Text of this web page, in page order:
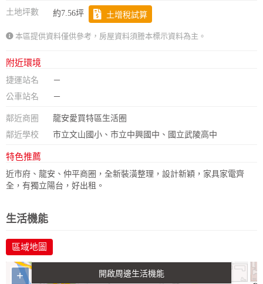
土地坪數 約7.56坪 土增稅試算
本區提供資料僅供參考，房屋資料須謄本標示資料為主。
附近環境
捷運站名
－
公車站名
－
鄰近商圈
龍安愛買特區生活圈
鄰近學校
市立文山國小、市立中興國中、國立武陵高中
特色推薦
近市府、龍安、仲平商圈，全新裝潢整理，設計新穎，家具家電齊
全，有獨立陽台，好出租。
生活機能
區域地圖生活購物
+